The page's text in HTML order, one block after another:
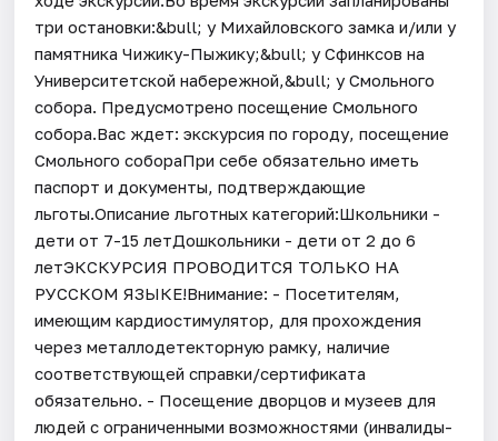
три остановки:&bull; у Михайловского замка и/или у
памятника Чижику-Пыжику;&bull; у Сфинксов на
Университетской набережной,&bull; у Смольного
собора. Предусмотрено посещение Смольного
собора.Вас ждет: экскурсия по городу, посещение
Смольного собораПри себе обязательно иметь
паспорт и документы, подтверждающие
льготы.Описание льготных категорий:Школьники -
дети от 7-15 летДошкольники - дети от 2 до 6
летЭКСКУРСИЯ ПРОВОДИТСЯ ТОЛЬКО НА
РУССКОМ ЯЗЫКЕ!Внимание: - Посетителям,
имеющим кардиостимулятор, для прохождения
через металлодетекторную рамку, наличие
соответствующей справки/сертификата
обязательно. - Посещение дворцов и музеев для
людей с ограниченными возможностями (инвалиды-